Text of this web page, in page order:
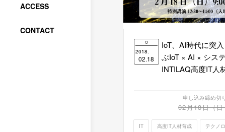
ACCESS
CONTACT
2018.
02.18
IoT、AI時代に突
ぶIoT × AI × シス
INTILAQ高度IT人
申し込み締め切り
02月18日（
IT 高度IT人材育成 テクノ